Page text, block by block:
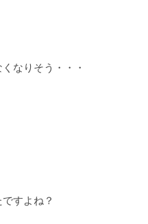
なりそう・・・
すよね？